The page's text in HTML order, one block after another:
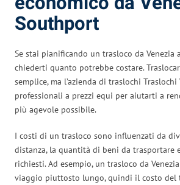
Southport
Se stai pianificando un trasloco da Venezia
chiederti quanto potrebbe costare.
semplice, ma l’azienda di traslochi
professionali a prezzi equi per aiutarti a
più agevole possibile.
I costi di un trasloco sono influenzati da
distanza, la quantità di beni da trasportare
richiesti. Ad esempio, un trasloco da
viaggio piuttosto lungo, quindi il costo del